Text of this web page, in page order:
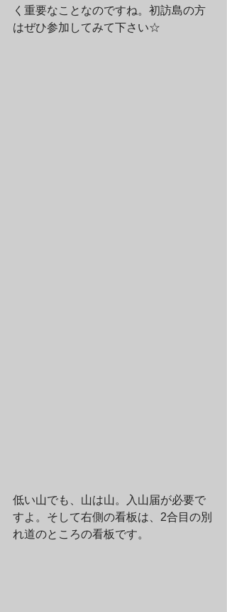
く重要なことなのですね。初訪島の方
はぜひ参加してみて下さい☆
低い山でも、山は山。入山届が必要で
すよ。そして右側の看板は、2合目の別
れ道のところの看板です。